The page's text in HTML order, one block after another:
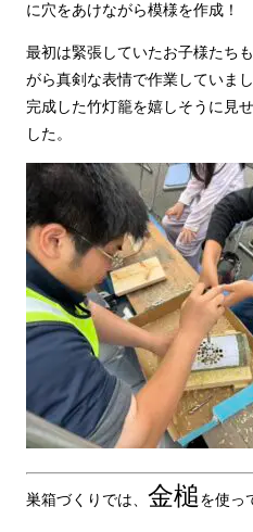
に穴をあけながら模様を作成！
最初は緊張していたお子様たち
がら真剣な表情で作業していまし
完成した竹灯籠を嬉しそうに見
した。
巣箱づくりでは、金槌を使っ